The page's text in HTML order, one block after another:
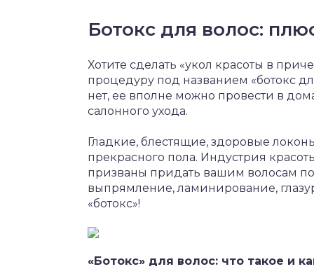
Ботокс для волос:
Хотите сделать «укол красоты в
процедуру под названием «ботокс
нет, ее вполне можно провести в
салонного ухода.
Гладкие, блестящие, здоровые
прекрасного пола. Индустрия
призваны придать вашим волосам
выпрямление, ламинирование,
«ботокс»!
«Ботокс» для волос: что такое и